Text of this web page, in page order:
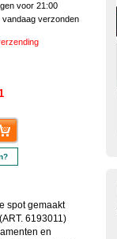
voor 21:00
vandaag verzonden
spot gemaakt
6193011)
en